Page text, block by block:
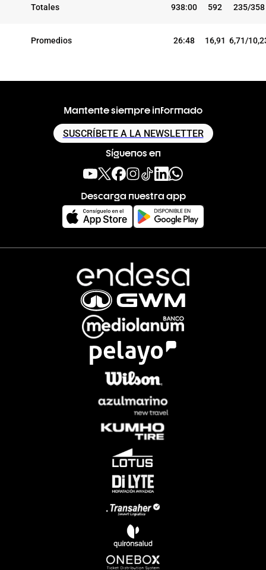
Totales 938:00 592 235/358
Promedios 26:48 16,91 6,71/
Mantente siempre informado
SUSCRÍBETE A LA NEWSLETTER
Síguenos en
Descarga nuestra app